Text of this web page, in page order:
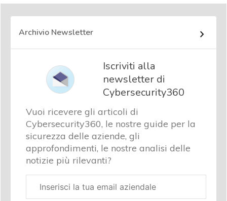
Archivio Newsletter
Iscriviti alla
newsletter di
Cybersecurity360
Vuoi ricevere gli articoli di
Cybersecurity360, le nostre guide per la
sicurezza delle aziende, gli
approfondimenti, le nostre analisi delle
notizie più rilevanti?
aziendale